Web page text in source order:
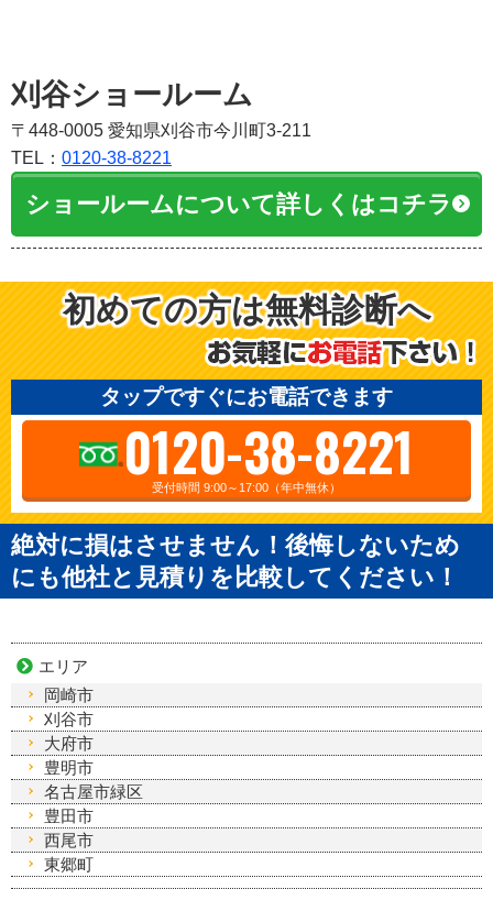
刈谷ショールーム
〒448-0005 愛知県刈谷市今川町3-211
TEL： 0120-38-8221
ショールームについて詳しくはコチラ
初めての方は無料診断へ
タップですぐにお電話できます
0120-38-8221
受付時間 9:00～17:00（年中無休）
絶対に損はさせません！後悔しないため
にも他社と見積りを比較してください！
エリア
岡崎市
刈谷市
大府市
豊明市
名古屋市緑区
豊田市
西尾市
東郷町